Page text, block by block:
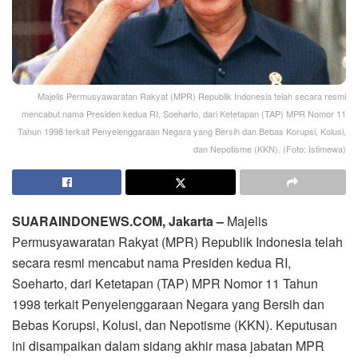
Majelis Permusyawaratan Rakyat (MPR) Republik Indonesia telah secara resmi
mencabut nama Presiden kedua RI, Soeharto, dari Ketetapan (TAP) MPR Nomor 11
Tahun 1998 terkait Penyelenggaraan Negara yang Bersih dan Bebas Korupsi, Kolusi,
dan Nepotisme (KKN). (Foto: Istimewa)
SUARAINDONEWS.COM, Jakarta – Majelis
Permusyawaratan Rakyat (MPR) Republik Indonesia telah
secara resmi mencabut nama Presiden kedua RI,
Soeharto, dari Ketetapan (TAP) MPR Nomor 11 Tahun
1998 terkait Penyelenggaraan Negara yang Bersih dan
Bebas Korupsi, Kolusi, dan Nepotisme (KKN). Keputusan
ini disampaikan dalam sidang akhir masa jabatan MPR